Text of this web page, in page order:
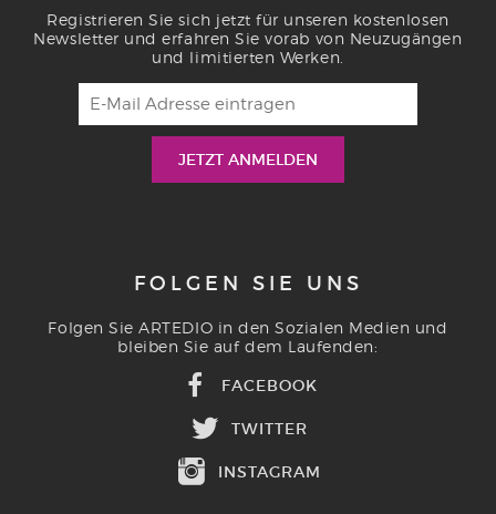
Registrieren Sie sich jetzt für unseren kostenlosen
Newsletter und erfahren Sie vorab von Neuzugängen
und limitierten Werken.
FOLGEN SIE UNS
Folgen Sie ARTEDIO in den Sozialen Medien und
bleiben Sie auf dem Laufenden:
FACEBOOK
TWITTER
INSTAGRAM